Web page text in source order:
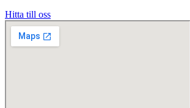
Hitta till oss